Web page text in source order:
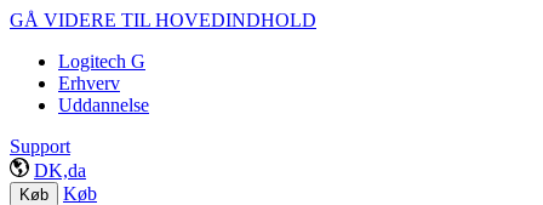
GÅ VIDERE TIL HOVEDINDHOLD
Logitech G
Erhverv
Uddannelse
Support
DK,da
Køb Køb